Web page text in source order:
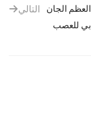
التالي
العظم الجان
بي للعصب